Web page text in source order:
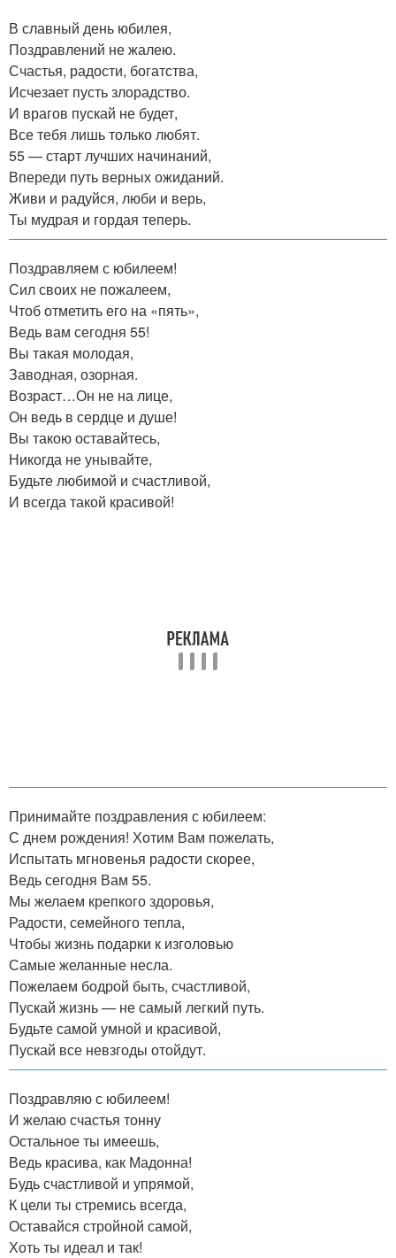
В славный день юбилея,
Поздравлений не жалею.
Счастья, радости, богатства,
Исчезает пусть злорадство.
И врагов пускай не будет,
Все тебя лишь только любят.
55 — старт лучших начинаний,
Впереди путь верных ожиданий.
Живи и радуйся, люби и верь,
Ты мудрая и гордая теперь.
Поздравляем с юбилеем!
Сил своих не пожалеем,
Чтоб отметить его на «пять»,
Ведь вам сегодня 55!
Вы такая молодая,
Заводная, озорная.
Возраст…Он не на лице,
Он ведь в сердце и душе!
Вы такою оставайтесь,
Никогда не унывайте,
Будьте любимой и счастливой,
И всегда такой красивой!
Принимайте поздравления с юбилеем:
С днем рождения! Хотим Вам пожелать,
Испытать мгновенья радости скорее,
Ведь сегодня Вам 55.
Мы желаем крепкого здоровья,
Радости, семейного тепла,
Чтобы жизнь подарки к изголовью
Самые желанные несла.
Пожелаем бодрой быть, счастливой,
Пускай жизнь — не самый легкий путь.
Будьте самой умной и красивой,
Пускай все невзгоды отойдут.
Поздравляю с юбилеем!
И желаю счастья тонну
Остальное ты имеешь,
Ведь красива, как Мадонна!
Будь счастливой и упрямой,
К цели ты стремись всегда,
Оставайся стройной самой,
Хоть ты идеал и так!